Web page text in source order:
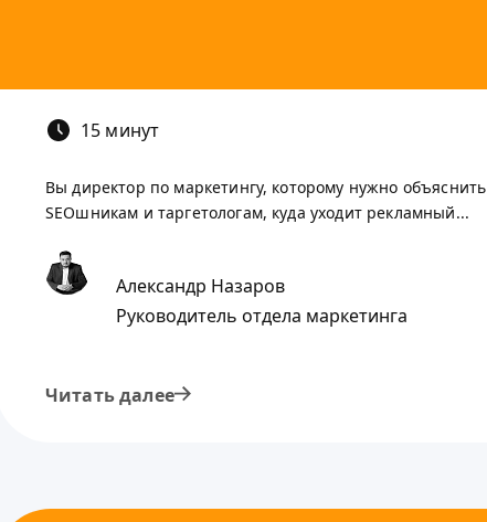
15 минут
Вы директор по маркетингу, которому нужно объяснить
SEOшникам и таргетологам, куда уходит рекламный...
Александр Назаров
Руководитель отдела маркетинга
Читать далее